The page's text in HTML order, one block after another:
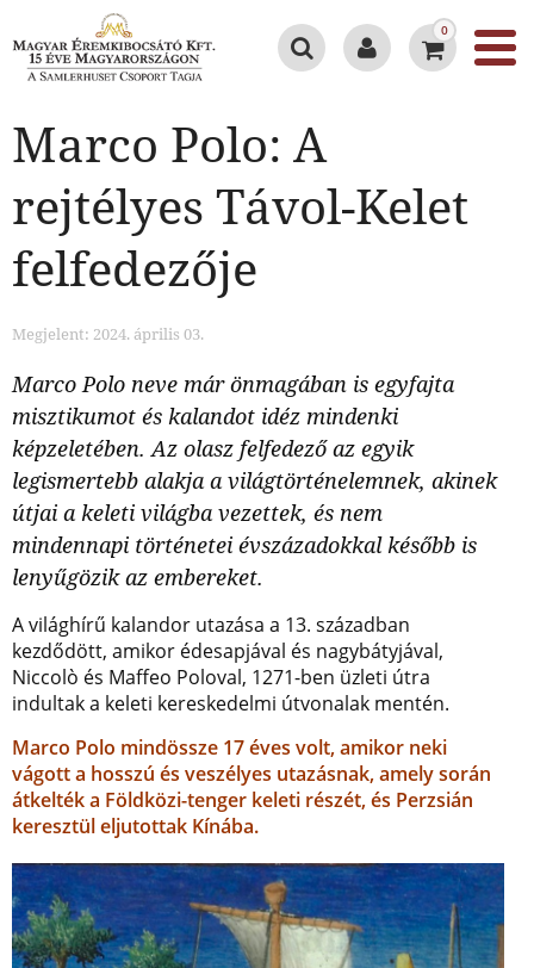
0
Marco Polo: A
rejtélyes Távol-Kelet
felfedezője
Megjelent: 2024. április 03.
Marco Polo neve már önmagában is egyfajta
misztikumot és kalandot idéz mindenki
képzeletében. Az olasz felfedező az egyik
legismertebb alakja a világtörténelemnek, akinek
útjai a keleti világba vezettek, és nem
mindennapi történetei évszázadokkal később is
lenyűgözik az embereket.
A világhírű kalandor utazása a 13. században
kezdődött, amikor édesapjával és nagybátyjával,
Niccolò és Maffeo Poloval, 1271-ben üzleti útra
indultak a keleti kereskedelmi útvonalak mentén.
Marco Polo mindössze 17 éves volt, amikor neki
vágott a hosszú és veszélyes utazásnak, amely során
átkelték a Földközi-tenger keleti részét, és Perzsián
keresztül eljutottak Kínába.